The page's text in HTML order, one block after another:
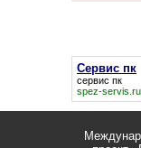
Сервис пк
сервис пк
spez-servis.ru